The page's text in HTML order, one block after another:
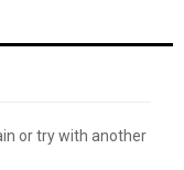
or try with another